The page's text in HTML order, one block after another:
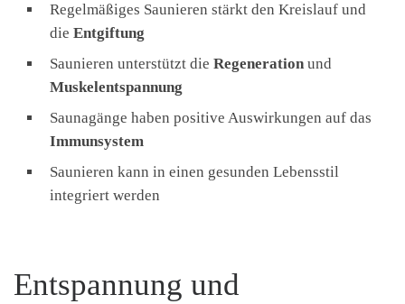
Regelmäßiges Saunieren stärkt den Kreislauf und
die Entgiftung
Saunieren unterstützt die Regeneration und
Muskelentspannung
Saunagänge haben positive Auswirkungen auf das
Immunsystem
Saunieren kann in einen gesunden Lebensstil
integriert werden
Entspannung und